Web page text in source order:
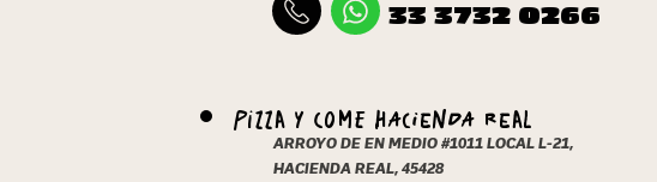
PIZZA Y COME hacienda real
ARROYO DE EN MEDIO #1011 LOCAL L-21,
HACIENDA REAL, 45428
33 3732 0266